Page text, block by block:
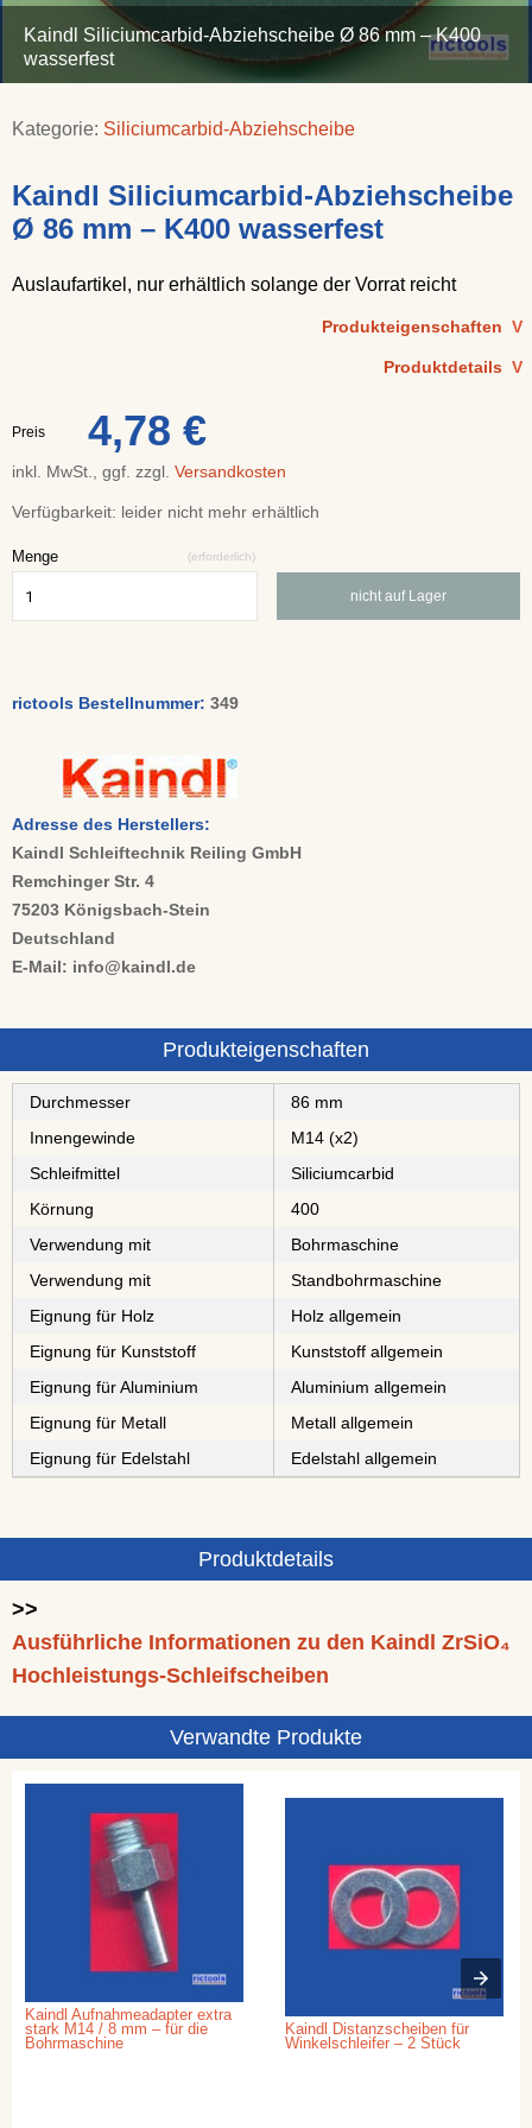
Kaindl Siliciumcarbid-Abziehscheibe Ø 86 mm – K400
wasserfest
Kategorie: Siliciumcarbid-Abziehscheibe
Kaindl Siliciumcarbid-Abziehscheibe
Ø 86 mm – K400 wasserfest
Auslaufartikel, nur erhältlich solange der Vorrat reicht
Produkteigenschaften V
Produktdetails V
Preis 4,78 €
inkl. MwSt., ggf. zzgl. Versandkosten
Verfügbarkeit: leider nicht mehr erhältlich
Menge (erforderlich)
nicht auf Lager
rictools Bestellnummer: 349
Adresse des Herstellers:
Kaindl Schleiftechnik Reiling GmbH
Remchinger Str. 4
75203 Königsbach-Stein
Deutschland
E-Mail: info@kaindl.de
Produkteigenschaften
Durchmesser
86 mm
Innengewinde
M14 (x2)
Schleifmittel
⁠⁠⁠⁠⁠⁠⁠⁠Siliciumcarbid
Körnung
400
Verwendung mit
Bohrmaschine
Verwendung mit
Standbohrmaschine
Eignung für Holz
Holz allgemein
Eignung für Kunststoff
Kunststoff allgemein
Eignung für Aluminium
Aluminium allgemein
Eignung für Metall
Metall allgemein
Eignung für Edelstahl
Edelstahl allgemein
Produktdetails
>>
Ausführliche Informationen zu den Kaindl ZrSiO₄
Hochleistungs-Schleifscheiben
Verwandte Produkte
Kaindl Aufnahmeadapter extra
stark M14 / 8 mm – für die
Bohrmaschine
Kaindl Distanzscheiben für
Winkelschleifer – 2 Stück